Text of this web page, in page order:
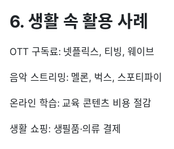
6. 생활 속 활용 사례
OTT 구독료: 넷플릭스, 티빙, 웨이브
음악 스트리밍: 멜론, 벅스, 스포티파이
온라인 학습: 교육 콘텐츠 비용 절감
생활 쇼핑: 생필품·의류 결제